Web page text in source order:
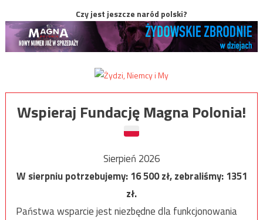
Czy jest jeszcze naród polski?
Wspieraj Fundację Magna Polonia!
Sierpień 2026
W sierpniu potrzebujemy:16 500zł, zebraliśmy:1351
zł.
Państwa wsparcie jest niezbędne dla funkcjonowania